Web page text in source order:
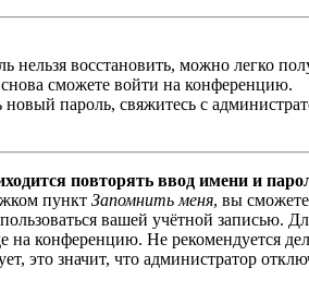
нельзя восстановить, можно легко
сможете войти на конференцию.
новый пароль, свяжитесь с
повторять ввод имени и
пункт Запомнить меня, вы
вашей учётной записью.
на конференцию. Не рекомендуется
это значит, что администратор